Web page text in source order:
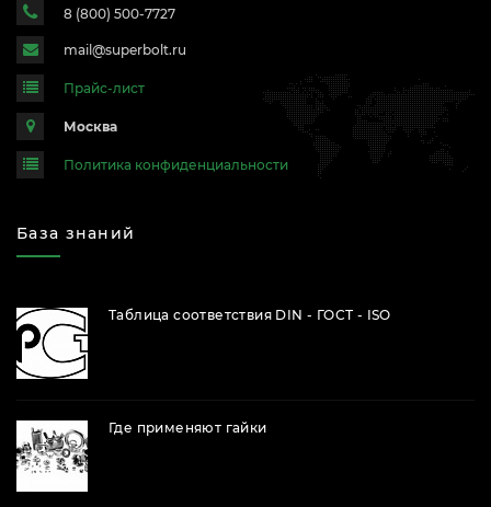
8 (800) 500-7727
mail@superbolt.ru
Прайс-лист
Москва
Политика конфиденциальности
База знаний
Таблица соответствия DIN - ГОСТ - ISO
Где применяют гайки